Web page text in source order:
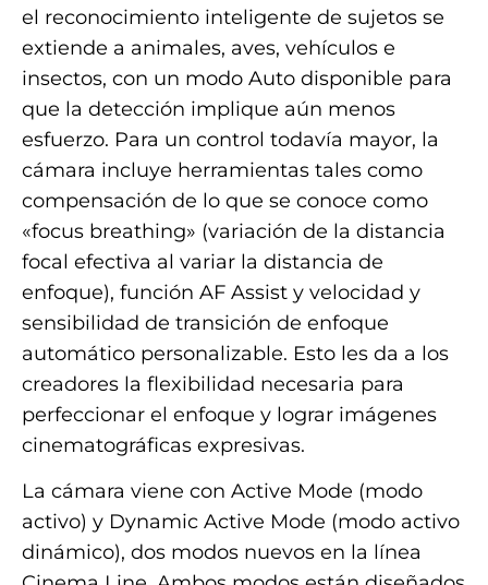
el reconocimiento inteligente de sujetos se
extiende a animales, aves, vehículos e
insectos, con un modo Auto disponible para
que la detección implique aún menos
esfuerzo. Para un control todavía mayor, la
cámara incluye herramientas tales como
compensación de lo que se conoce como
«focus breathing» (variación de la distancia
focal efectiva al variar la distancia de
enfoque), función AF Assist y velocidad y
sensibilidad de transición de enfoque
automático personalizable. Esto les da a los
creadores la flexibilidad necesaria para
perfeccionar el enfoque y lograr imágenes
cinematográficas expresivas.
La cámara viene con Active Mode (modo
activo) y Dynamic Active Mode (modo activo
dinámico), dos modos nuevos en la línea